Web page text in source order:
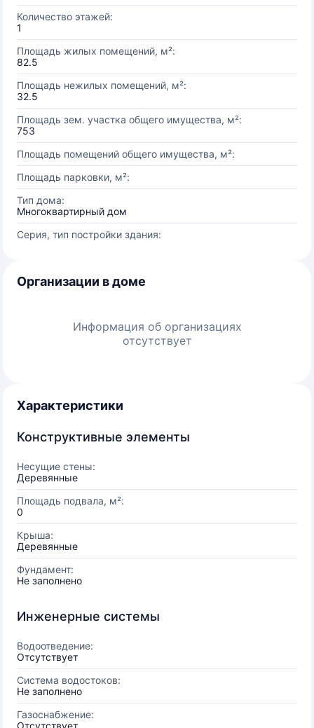
Количество этажей:
1
Площадь жилых помещений, м²:
82.5
Площадь нежилых помещений, м²:
32.5
Площадь зем. участка общего имущества, м²:
753
Площадь помещений общего имущества, м²:
Площадь парковки, м²:
Тип дома:
Многоквартирный дом
Серия, тип постройки здания:
Организации в доме
Информация об организациях
отсутствует
Характеристики
Конструктивные элементы
Несущие стены:
Деревянные
Площадь подвала, м²:
0
Крыша:
Деревянные
Фундамент:
Не заполнено
Инженерные системы
Водоотведение:
Отсутствует
Система водостоков:
Не заполнено
Газоснабжение:
Отсутствует